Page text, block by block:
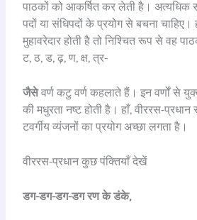
पाठकों को आकर्षित कर लेती है। अत्यधिक
पदों या संधिपदों के प्रयोग से बचना
मुहावरेदार होती है तो निश्चित रूप से वह
ट, ठ, ड, ढ़, ण, क्ष, त्र-
जैसेवर्ण कटु वर्ण कहलाते हैं। इन वर्णों से
की मधुरता नष्ट होती है। हाँ, वीररस-
टवर्गीय व्यंजनों का प्रयोग अच्छा लगता है।
वीररस-प्रधान कुछ पंक्तियाँ देखें
डग-डग-डग-डग रण के डंके,